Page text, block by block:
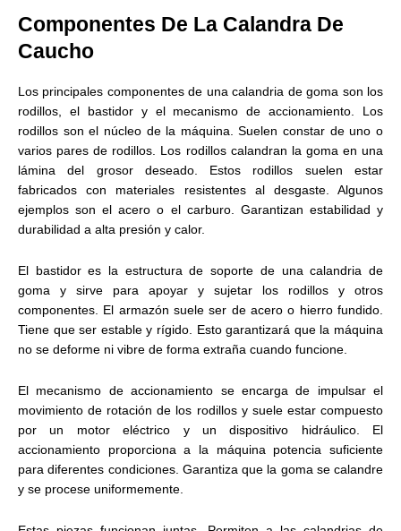
Componentes De La Calandra De
Caucho
Los principales componentes de una calandria de goma son los
rodillos, el bastidor y el mecanismo de accionamiento. Los
rodillos son el núcleo de la máquina. Suelen constar de uno o
varios pares de rodillos. Los rodillos calandran la goma en una
lámina del grosor deseado. Estos rodillos suelen estar
fabricados con materiales resistentes al desgaste. Algunos
ejemplos son el acero o el carburo. Garantizan estabilidad y
durabilidad a alta presión y calor.
El bastidor es la estructura de soporte de una calandria de
goma y sirve para apoyar y sujetar los rodillos y otros
componentes. El armazón suele ser de acero o hierro fundido.
Tiene que ser estable y rígido. Esto garantizará que la máquina
no se deforme ni vibre de forma extraña cuando funcione.
El mecanismo de accionamiento se encarga de impulsar el
movimiento de rotación de los rodillos y suele estar compuesto
por un motor eléctrico y un dispositivo hidráulico. El
accionamiento proporciona a la máquina potencia suficiente
para diferentes condiciones. Garantiza que la goma se calandre
y se procese uniformemente.